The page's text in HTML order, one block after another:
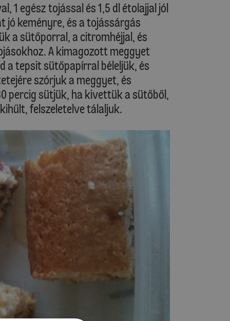
1 egész tojással és 1,5 dl étolajjal jól
jó keményre, és a tojássárgás
a sütőporral, a citromhéjjal, és
A kimagozott meggyet
a tepsit sütőpapírral béleljük, és
szórjuk a meggyet, és
percig sütjük, ha kivettük a sütőből,
felszeletelve tálaljuk.